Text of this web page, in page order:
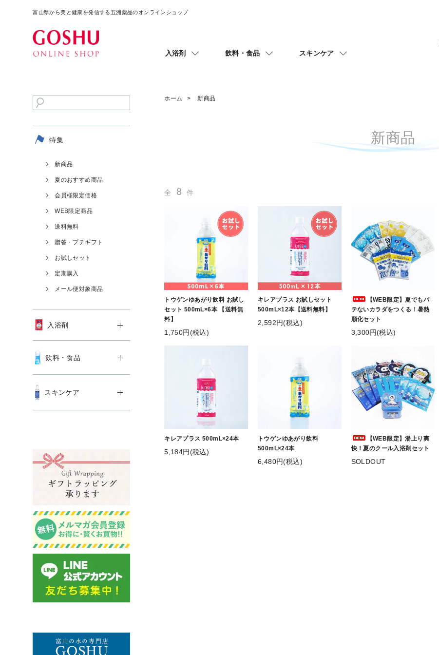
富山県から美と健康を発信する五洲薬品のオンラインショップ
入浴剤 飲料・食品 スキンケア
ホーム 新商品
新商品
全 8 件
トウゲンゆあがり飲料 お試し
セット 500mL×6本 【送料無
料】
1,750円(税込)
キレアプラス お試しセット
500mL×12本【送料無料】
2,592円(税込)
【WEB限定】夏でもバ
テないカラダをつくる！暑熱
順化セット
3,300円(税込)
キレアプラス 500mL×24本
5,184円(税込)
トウゲンゆあがり飲料
500mL×24本
6,480円(税込)
【WEB限定】湯上り爽
快！夏のクール入浴剤セット
SOLDOUT
特集
新商品
夏のおすすめ商品
会員様限定価格
WEB限定商品
送料無料
贈答・プチギフト
お試しセット
定期購入
メール便対象商品
入浴剤
飲料・食品
スキンケア